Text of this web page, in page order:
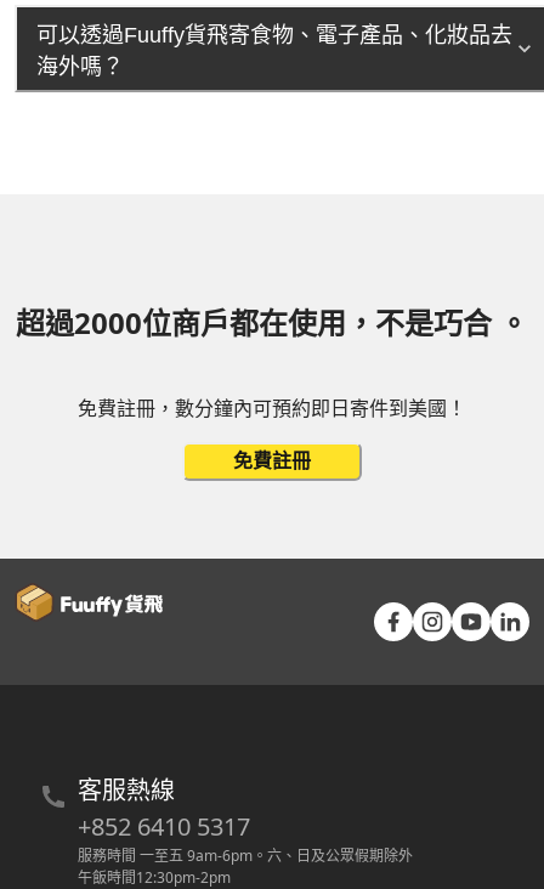
可以透過Fuuffy貨飛寄食物、電子產品、化妝品去
海外嗎？
超過2000位商戶都在使用，不是巧合 。
免費註冊，數分鐘內可預約即日寄件到美國！
免費註冊
客服熱線
+852 6410 5317
服務時間 一至五 9am-6pm 。 六、日及公眾假期除外
午飯時間12:30pm-2pm